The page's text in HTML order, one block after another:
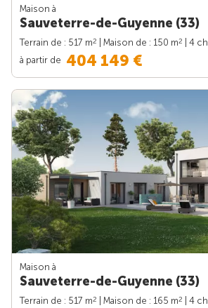
Maison à
Sauveterre-de-Guyenne (33)
Terrain de : 517 m2 | Maison de : 150 m2
| 4 ch.
à partir de 404 149 €
Maison à
Sauveterre-de-Guyenne (33)
Terrain de : 517 m2 | Maison de : 165 m2
| 4 ch.